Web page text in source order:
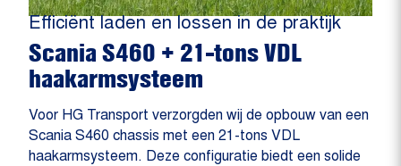
Efficiënt laden en lossen in de praktijk
Scania S460 + 21-tons VDL
haakarmsysteem
Voor HG Transport verzorgden wij de opbouw van een
Scania S460 chassis met een 21-tons VDL
haakarmsysteem. Deze configuratie biedt een solide